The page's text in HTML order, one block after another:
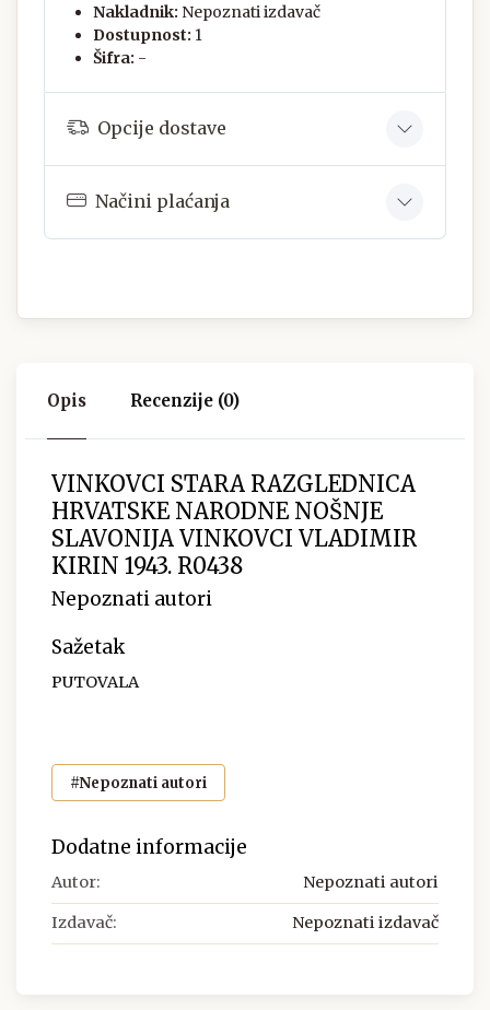
Nakladnik: Nepoznati izdavač
Dostupnost: 1
Šifra: -
Opcije dostave
Načini plaćanja
Opis Recenzije (0)
VINKOVCI STARA RAZGLEDNICA
HRVATSKE NARODNE NOŠNJE
SLAVONIJA VINKOVCI VLADIMIR
KIRIN 1943. R0438
Nepoznati autori
Sažetak
PUTOVALA
#Nepoznati autori
Dodatne informacije
Autor: Nepoznati autori
Izdavač: Nepoznati izdavač